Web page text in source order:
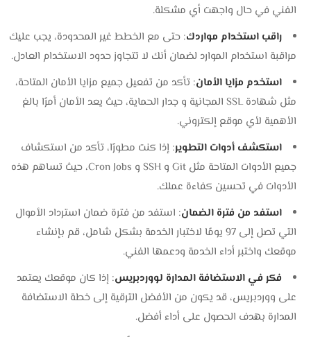
الفني في حال واجهت أي مشكلة.
راقب استخدام مواردك: حتى مع الخطط غير المحدودة، يجب عليك
مراقبة استخدام الموارد لضمان أنك لا تتجاوز حدود الاستخدام العادل.
استخدم مزايا الأمان: تأكد من تفعيل جميع مزايا الأمان المتاحة،
مثل شهادة SSL المجانية و جدار الحماية، حيث يعد الأمان أمرًا بالغ
الأهمية لأي موقع إلكتروني.
استكشف أدوات التطوير: إذا كنت مطورًا، تأكد من استكشاف
جميع الأدوات المتاحة مثل Git و SSH و Cron Jobs، حيث تساهم هذه
الأدوات في تحسين كفاءة عملك.
استفد من فترة الضمان: استفد من فترة ضمان استرداد الأموال
التي تصل إلى 97 يومًا لاختبار الخدمة بشكل شامل، قم بإنشاء
موقعك واختبر أداء الخدمة ودعمها الفني.
فكر في الاستضافة المدارة لووردبريس: إذا كان موقعك يعتمد
على ووردبريس، قد يكون من الأفضل الترقية إلى خطة الاستضافة
المدارة بهدف الحصول على أداء أفضل.